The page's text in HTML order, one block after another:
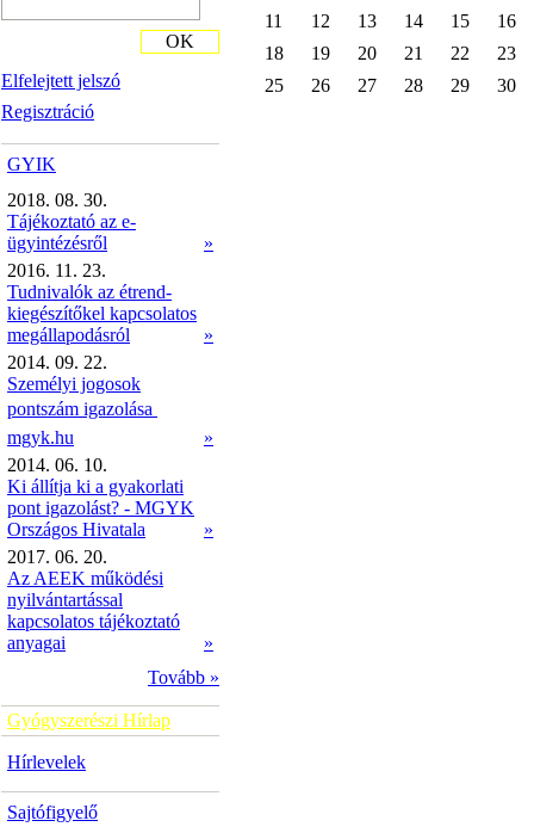
Elfelejtett jelszó
Regisztráció
OK
GYIK
2018. 08. 30.
Tájékoztató az e-
ügyintézésről
»
2016. 11. 23.
Tudnivalók az étrend-
kiegészítőkel kapcsolatos
megállapodásról
»
2014. 09. 22.
Személyi jogosok
pontszám igazolása 
mgyk.hu
»
2014. 06. 10.
Ki állítja ki a gyakorlati
pont igazolást? - MGYK
Országos Hivatala
»
2017. 06. 20.
Az AEEK működési
nyilvántartással
kapcsolatos tájékoztató
anyagai
»
Tovább »
Gyógyszerészi Hírlap
Hírlevelek
Sajtófigyelő
11
12 13 14 15
16
18
19 20 21 22
23
25
26 27 28 29 30